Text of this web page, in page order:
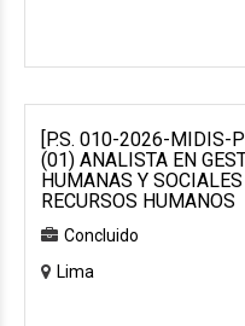
[P.S. 010-2026-MIDIS-
(01) ANALISTA EN
HUMANAS Y
RECURSOS HUMANOS
Concluido
Lima